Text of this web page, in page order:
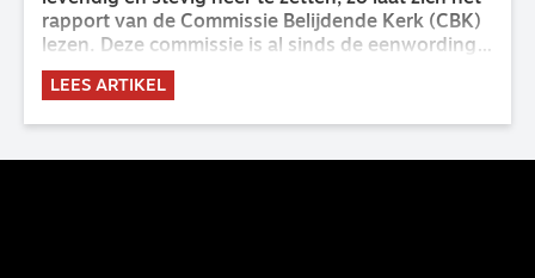
rapport van de Commissie Belijdende Kerk (CBK)
lezen. Deze commissie is al sinds de eenwording
van de GKv en NGK actief en kreeg van de
synode van Deventer in 2023 de opdracht om
belijdenis en bij te dragen aan de verlevendiging
LEES ARTIKEL